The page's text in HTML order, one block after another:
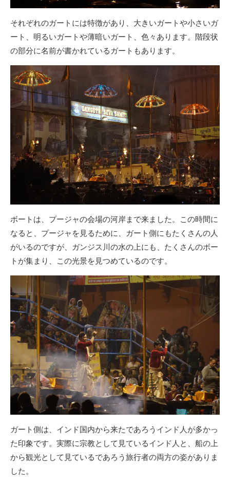
それぞれのガートには特徴があり、大きいガートや小さいガ
ート、明るいガートや薄暗いガート、色々あります。階段状
の部分に名前が書かれているガートもあります。
ボートは、プージャの会場の河岸まで来ました。この時間に
なると、プージャを見るために、ガート側にもたくさんの人
がいるのですが、ガンジス川の水の上にも、たくさんのボー
トが集まり、この光景を見つめているのです。
ガート側は、インド国内から来たであろうインド人が多かっ
た印象です。実際に宗教として見ているインド人と、船の上
から観光として見ているであろう旅行者の両方の姿がありま
した。